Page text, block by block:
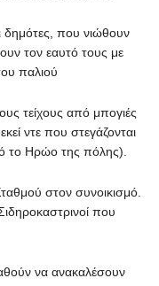
δημότες, που νιώθουν
τον εαυτό τους με
παλιού
τείχους από μπογιές
ντε που στεγάζονται
το Ηρώο της πόλης).
στον συνοικισμό.
που
να ανακαλέσουν